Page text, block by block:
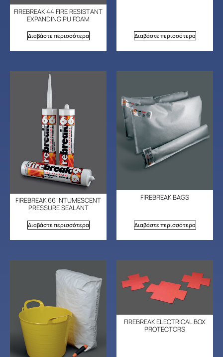
FIREBREAK 44 FIRE RESISTANT
EXPANDING PU FOAM
Διαβάστε περισσότερα Διαβάστε περισσότερα
FIREBREAK 66 INTUMESCENT
PRESSURE SEALANT
Διαβάστε περισσότερα
FIREBREAK BAGS
Διαβάστε περισσότερα
FIREBREAK ELECTRICAL BOX
PROTECTORS